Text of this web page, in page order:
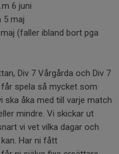
6 juni
5 maj
(faller ibland bort pga
Div 7 Vårgårda och Div 7
spela så mycket som
ska åka med till varje match
mindre. Vi skickar ut
vi vet vilka dagar och
Har ni fått